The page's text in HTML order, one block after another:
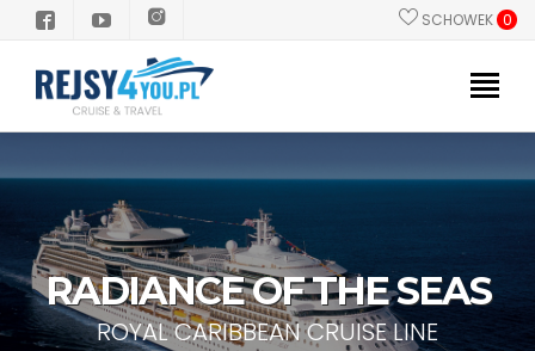
SCHOWEK 0
POLSKI PILOT
STATKI
KIERUNKIRADIANCE OF THE SEAS
ROYAL CARIBBEAN CRUISE LINE